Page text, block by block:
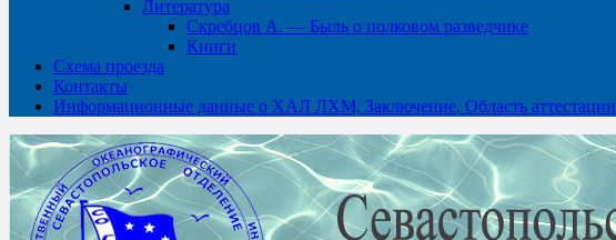
Литература
Скребцов А. — Быль о полковом разведчике
Книги
Схема проезда
Контакты
Информационные данные о ХАЛ ЛХМ, Заключение, Область аттестации